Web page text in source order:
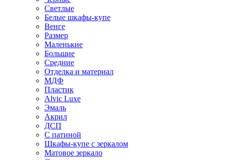
Светлые
Белые шкафы-купе
Венге
Размер
Маленькие
Большие
Средние
Отделка и материал
МДФ
Пластик
Alvic Luxe
Эмаль
Акрил
ДСП
С патиной
Шкафы-купе с зеркалом
Матовое зеркало